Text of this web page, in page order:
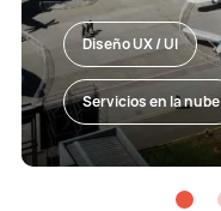
Diseño UX / UI
Servicios en la nube